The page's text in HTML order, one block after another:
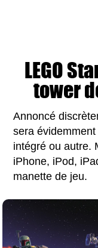
LEGO
tower
Annoncé
sera
intégré ou autre.
iPhone, iPod,
manette de jeu.